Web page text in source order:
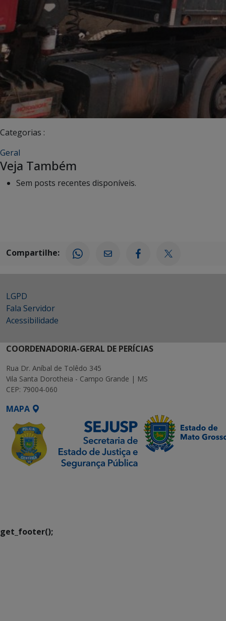
Categorias :
Geral
Veja Também
Sem posts recentes disponíveis.
Compartilhe:
LGPD
Fala Servidor
Acessibilidade
COORDENADORIA-GERAL DE PERÍCIAS
Rua Dr. Aníbal de Tolêdo 345
Vila Santa Dorotheia - Campo Grande | MS
CEP: 79004-060
MAPA
get_footer();